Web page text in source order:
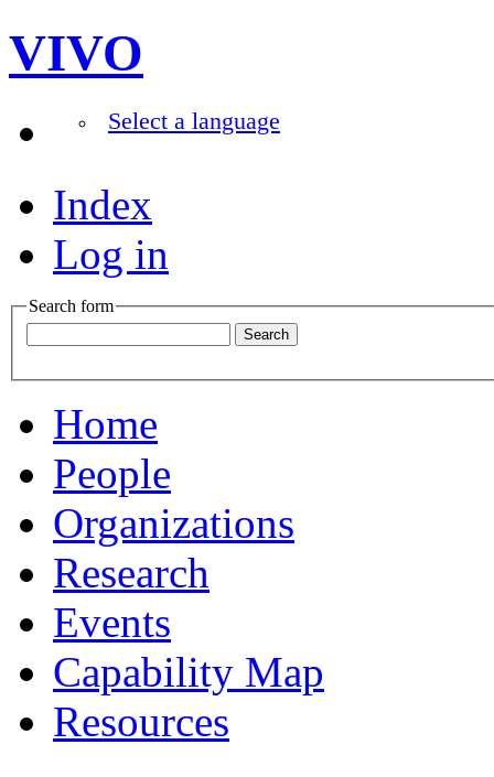
VIVO
Select a language
Index
Log in
Search form
Home
People
Organizations
Research
Events
Capability Map
Resources